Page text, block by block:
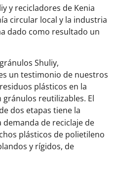
y recicladores de Kenia
circular local y la industria
dado como resultado un
Shuliy,
un testimonio de nuestros
plásticos en la
reutilizables. El
de dos etapas tiene la
de reciclaje de
plásticos de polietileno
y rígidos, de